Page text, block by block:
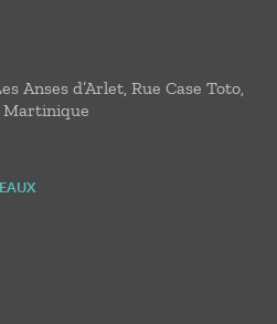
Anses d’Arlet, Rue Case Toto,
Martinique